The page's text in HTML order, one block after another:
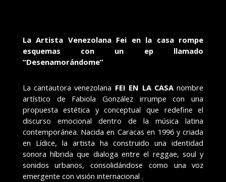
La Artista Venezolana Fei en la casa rompe
esquemas con un ep llamado
“Desenamorándome”
La cantautora venezolana FEI EN LA CASAnombre
artístico de Fabiola González irrumpe con una
propuesta estética y conceptual que redefine el
discurso emocional dentro de la música latina
contemporánea. Nacida en Caracas en 1996 y criada
en Lídice, la artista ha construido una identidad
sonora híbrida que dialoga entre el reggae, soul y
sonidos urbanos, consolidándose como una voz
emergente con visión internacional .